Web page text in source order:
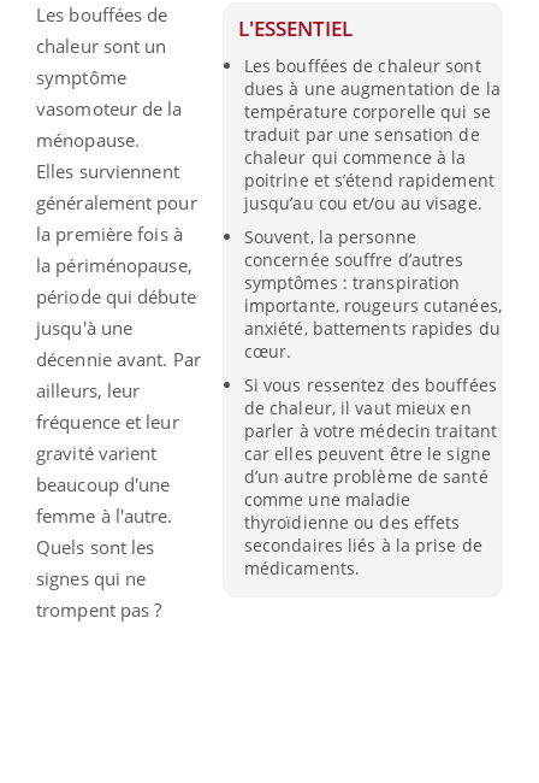
L'ESSENTIEL
Les bouffées de chaleur sont
dues à une augmentation de la
température corporelle qui se
traduit par une sensation de
chaleur qui commence à la
poitrine et s’étend rapidement
jusqu’au cou et/ou au visage.
Souvent, la personne
concernée souffre d’autres
symptômes : transpiration
importante, rougeurs cutanées,
anxiété, battements rapides du
cœur.
Si vous ressentez des bouffées
de chaleur, il vaut mieux en
parler à votre médecin traitant
car elles peuvent être le signe
d’un autre problème de santé
comme une maladie
thyroïdienne ou des effets
secondaires liés à la prise de
médicaments.
Les bouffées de
chaleur sont un
symptôme
vasomoteur de la
ménopause.
Elles surviennent
généralement pour
la première fois à
la périménopause,
période qui débute
jusqu'à une
décennie avant. Par
ailleurs, leur
fréquence et leur
gravité varient
beaucoup d'une
femme à l'autre.
Quels sont les
signes qui ne
trompent pas ?